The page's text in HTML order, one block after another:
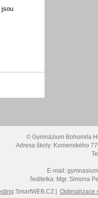
jsou
© Gymnázium Bohumila
Adresa školy: Komenského
E-mail:
ředitelka: Mgr. Simona
SmartWEB.CZ | Optimalizace